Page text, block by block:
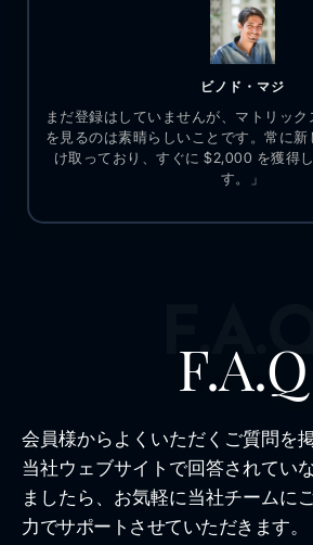
ビノド・マジ
まだ登録はしていませんが、マトリッ
を見るのは素晴らしいことです。常に
け取っており、すぐに $2,000 を獲得
す。」
F.A.Q
F.A.Q
会員様からよくいただくご質問を
当社ウェブサイトで回答されてい
ましたら、お気軽に当社チームに
力でサポートさせていただきます。